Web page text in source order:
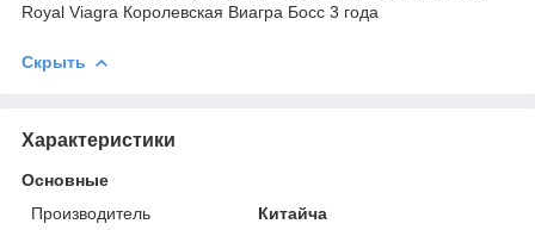
Royal Viagra Королевская Виагра Босс 3 года
Скрыть
Характеристики
Основные
Производитель
Китайча